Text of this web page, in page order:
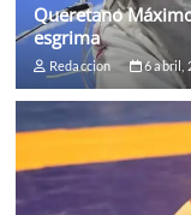
Queretano
esgrima
Redaccion 6 abril,